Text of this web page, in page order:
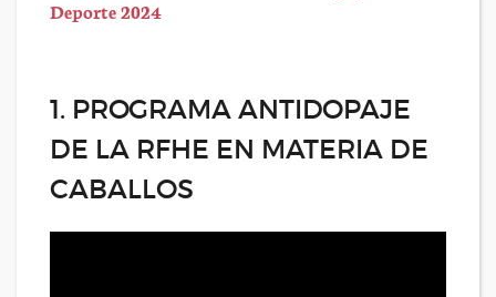
Deporte 2024
1. PROGRAMA ANTIDOPAJE
DE LA RFHE EN MATERIA DE
CABALLOS